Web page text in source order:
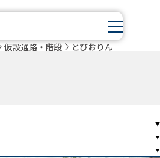
仮設通路・階段 とびおりん